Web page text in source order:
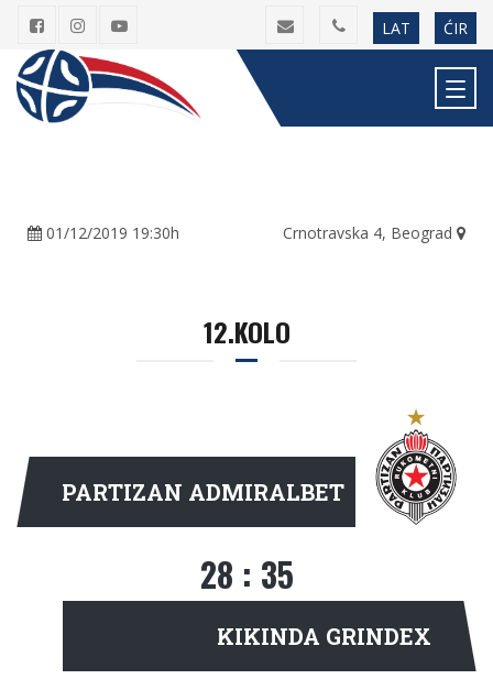
LAT ĆIR
01/12/2019 19:30h Crnotravska 4, Beograd
12.KOLO
PARTIZAN ADMIRALBET
28 : 35
(9:20)
KIKINDA GRINDEX